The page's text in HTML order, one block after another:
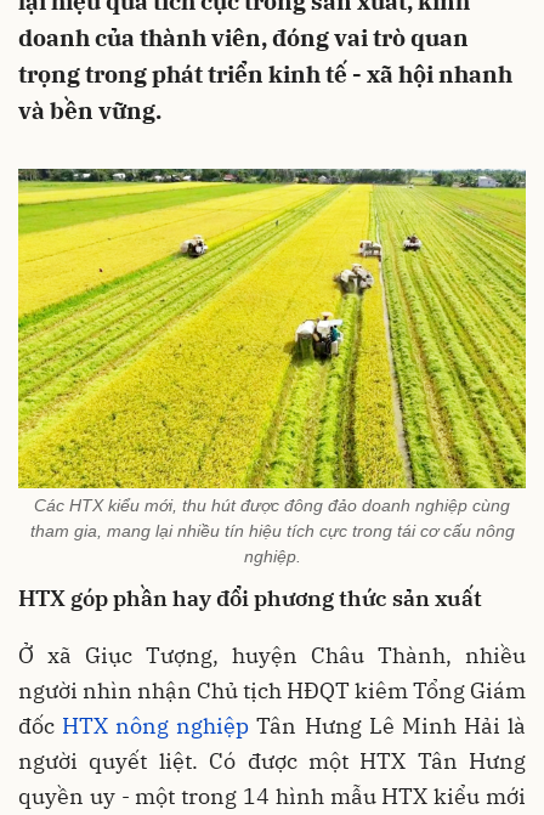
doanh của thành viên, đóng vai trò quan
trọng trong phát triển kinh tế - xã hội nhanh
và bền vững.
Các HTX kiểu mới, thu hút được đông đảo doanh nghiệp cùng
tham gia, mang lại nhiều tín hiệu tích cực trong tái cơ cấu nông
nghiệp.
HTX góp phần hay đổi phương thức sản xuất
Ở xã Giục Tượng, huyện Châu Thành, nhiều
người nhìn nhận Chủ tịch HĐQT kiêm Tổng Giám
đốc HTX nông nghiệp Tân Hưng Lê Minh Hải là
người quyết liệt. Có được một HTX Tân Hưng
quyền uy - một trong 14 hình mẫu HTX kiểu mới